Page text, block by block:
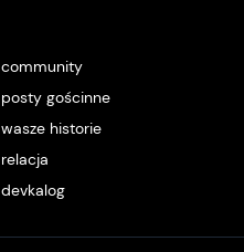
community
posty gościnne
wasze historie
relacja
devkalog